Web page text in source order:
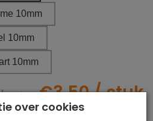
10mm
10mm
10mm
/ stuk €3.50/ stuk
over cookies